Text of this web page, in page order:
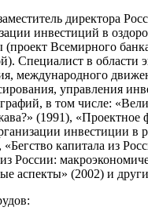
директора
инвестиций в
Всемирного
Специалист в области
международного
управления
в том числе:
(1991), «Проектное
инвестиции в
капитала из
России:
аспекты» (2002) и